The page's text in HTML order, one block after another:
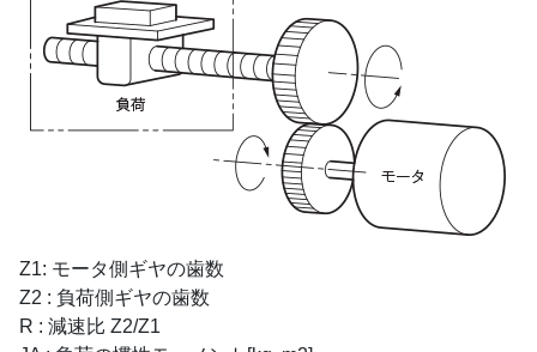
Z1: モータ側ギヤの歯数
Z2 : 負荷側ギヤの歯数
R : 減速比 Z2/Z1